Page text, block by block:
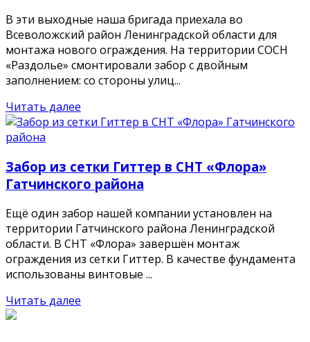
В эти выходные наша бригада приехала во
Всеволожский район Ленинградской области для
монтажа нового ограждения. На территории СОСН
«Раздолье» смонтировали забор с двойным
заполнением: со стороны улиц...
Читать далее
Забор из сетки Гиттер в СНТ «Флора»
Гатчинского района
Ещё один забор нашей компании установлен на
территории Гатчинского района Ленинградской
области. В СНТ «Флора» завершён монтаж
ограждения из сетки Гиттер. В качестве фундамента
использованы винтовые ...
Читать далее